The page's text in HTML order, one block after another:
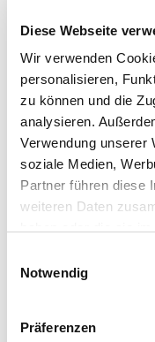
Diese Webseite
Wir verwenden
personalisieren,
zu können und die
analysieren.
Verwendung unserer
soziale Medien,
Partner führen diese
weiteren Daten
Impressum
Notwendig
Präferenzen